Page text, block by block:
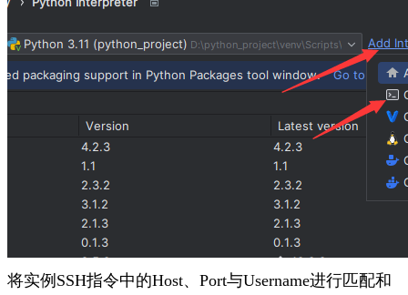
将实例SSH指令中的Host、Port与Username进行匹配和